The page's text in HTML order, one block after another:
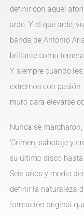
definir con aquel
arde. Y el que arde,
banda de Antonio
brillante como
Y siempre cuando
extremos con
muro para elevarse
Nunca se
‘Crimen, sabotaje y
su último disco hasta
Seis años y medio
definir la naturaleza
formación original